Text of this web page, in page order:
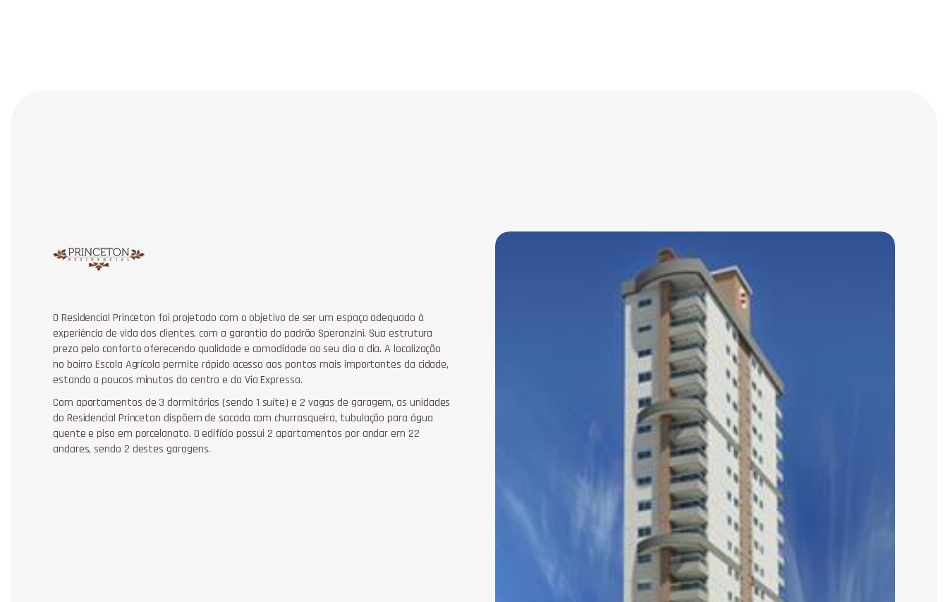
O Residencial Princeton foi projetado com o objetivo de ser um espaço adequado à
experiência de vida dos clientes, com a garantia do padrão Speranzini. Sua estrutura
preza pelo conforto oferecendo qualidade e comodidade ao seu dia a dia. A localização
no bairro Escola Agrícola permite rápido acesso aos pontos mais importantes da cidade,
estando a poucos minutos do centro e da Via Expressa.
Com apartamentos de 3 dormitórios (sendo 1 suíte) e 2 vagas de garagem, as unidades
do Residencial Princeton dispõem de sacada com churrasqueira, tubulação para água
quente e piso em porcelanato. O edifício possui 2 apartamentos por andar em 22
andares, sendo 2 destes garagens.